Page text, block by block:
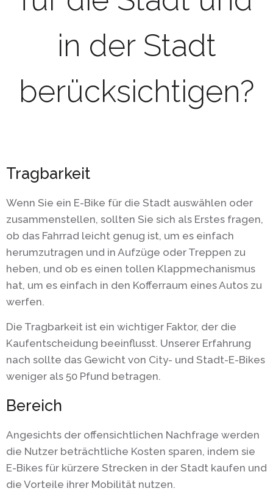
in der Stadt
berücksichtigen?
Tragbarkeit
Wenn Sie ein E-Bike für die Stadt auswählen oder
zusammenstellen, sollten Sie sich als Erstes fragen,
ob das Fahrrad leicht genug ist, um es einfach
herumzutragen und in Aufzüge oder Treppen zu
heben, und ob es einen tollen Klappmechanismus
hat, um es einfach in den Kofferraum eines Autos zu
werfen.
Die Tragbarkeit ist ein wichtiger Faktor, der die
Kaufentscheidung beeinflusst. Unserer Erfahrung
nach sollte das Gewicht von City- und Stadt-E-Bikes
weniger als 50 Pfund betragen.
Bereich
Angesichts der offensichtlichen Nachfrage werden
die Nutzer beträchtliche Kosten sparen, indem sie
E-Bikes für kürzere Strecken in der Stadt kaufen und
die Vorteile ihrer Mobilität nutzen.